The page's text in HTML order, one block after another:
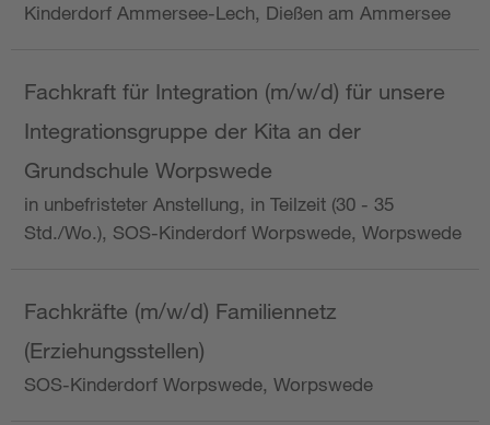
Kinderdorf Ammersee-Lech, Dießen am Ammersee
Fachkraft für Integration (m/w/d) für unsere
Integrationsgruppe der Kita an der
Grundschule Worpswede
in unbefristeter Anstellung, in Teilzeit (30 - 35
Std./Wo.), SOS-Kinderdorf Worpswede, Worpswede
Fachkräfte (m/w/d) Familiennetz
(Erziehungsstellen)
SOS-Kinderdorf Worpswede, Worpswede